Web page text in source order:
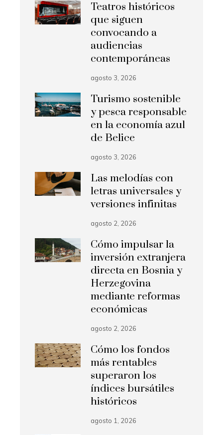
Teatros históricos
que siguen
convocando a
audiencias
contemporáneas
agosto 3, 2026
Turismo sostenible
y pesca responsable
en la economía azul
de Belice
agosto 3, 2026
Las melodías con
letras universales y
versiones infinitas
agosto 2, 2026
Cómo impulsar la
inversión extranjera
directa en Bosnia y
Herzegovina
mediante reformas
económicas
agosto 2, 2026
Cómo los fondos
más rentables
superaron los
índices bursátiles
históricos
agosto 1, 2026